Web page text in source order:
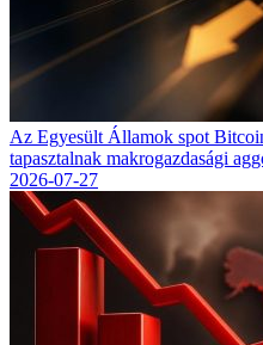
Az Egyesült Államok spot
tapasztalnak makrogazdasági
2026-07-27